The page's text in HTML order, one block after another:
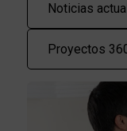
Noticias
Proyectos